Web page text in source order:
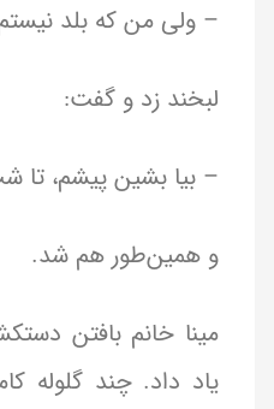
– ولی من که بلد
لبخند زد و گفت:
– بیا بشین پیشم،
و همین‌طور هم شد.
مینا خانم بافتن
یاد داد. چند گلوله